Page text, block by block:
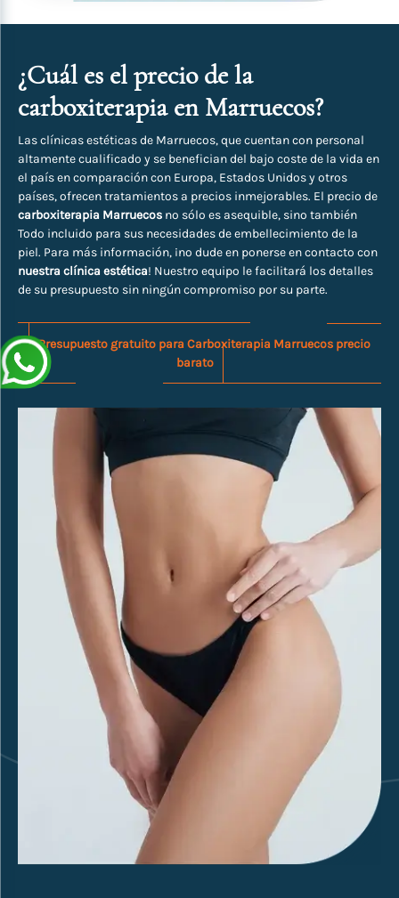
¿Cuál es el precio de la
carboxiterapia en Marruecos?
Las clínicas estéticas de Marruecos, que cuentan con personal
altamente cualificado y se benefician del bajo coste de la vida en
el país en comparación con Europa, Estados Unidos y otros
países, ofrecen tratamientos a precios inmejorables. El precio de
carboxiterapia Marruecos no sólo es asequible, sino también
Todo incluido para sus necesidades de embellecimiento de la
piel. Para más información, ¡no dude en ponerse en contacto con
nuestra clínica estética! Nuestro equipo le facilitará los detalles
de su presupuesto sin ningún compromiso por su parte.
Presupuesto gratuito para Carboxiterapia Marruecos precio
barato